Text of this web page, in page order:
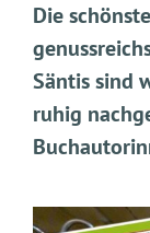
Die
Säntis sind
ruhig